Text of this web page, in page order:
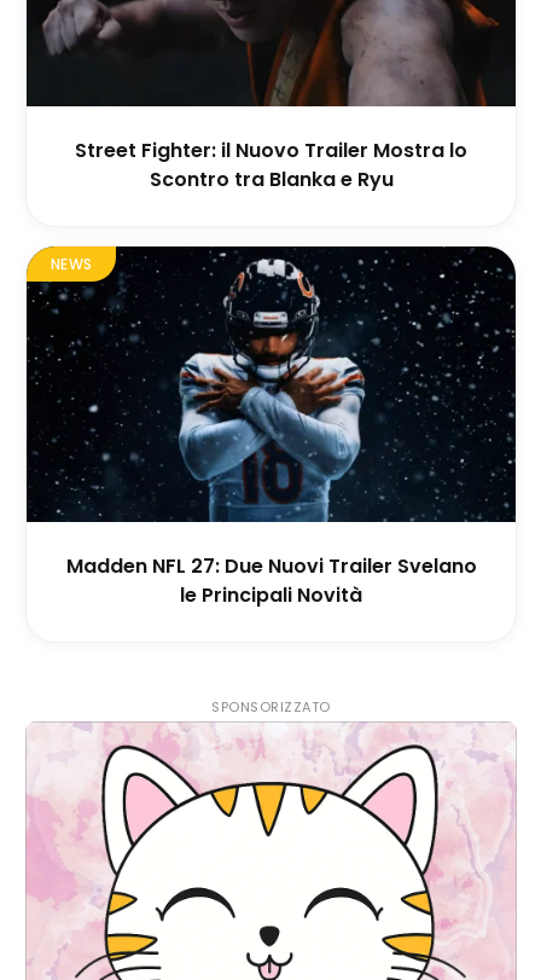
Street Fighter: il Nuovo Trailer Mostra lo
Scontro tra Blanka e Ryu
NEWS
Madden NFL 27: Due Nuovi Trailer Svelano
le Principali Novità
SPONSORIZZATO